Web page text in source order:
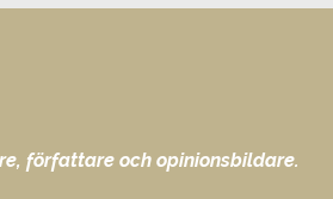
författare och opinionsbildare.